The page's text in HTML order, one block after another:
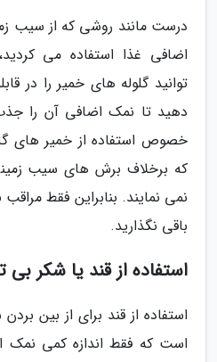
درست مانند روشی که از سیب
اضافی غذا استفاده می
توانید گلوله های خمیر را در
دهید تا نمک اضافی آن را
خصوص استفاده از خمیر های
که برخلاف برش های سیب
نمی نمایند. بنابراین فقط مراقب
باقی نگذارید.
استفاده از قند یا شکر بی
استفاده از قند برای از بین
است که فقط اندازه کمی نمک